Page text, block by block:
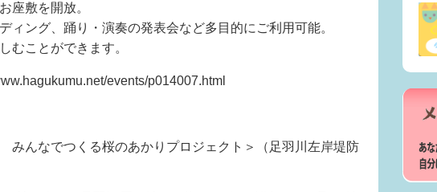
座敷を開放。
ィング、踊り・演奏の発表会など多目的にご利用可能。
むことができます。
events/p014007.html
みんなでつくる桜のあかりプロジェクト＞（足羽川左岸堤防